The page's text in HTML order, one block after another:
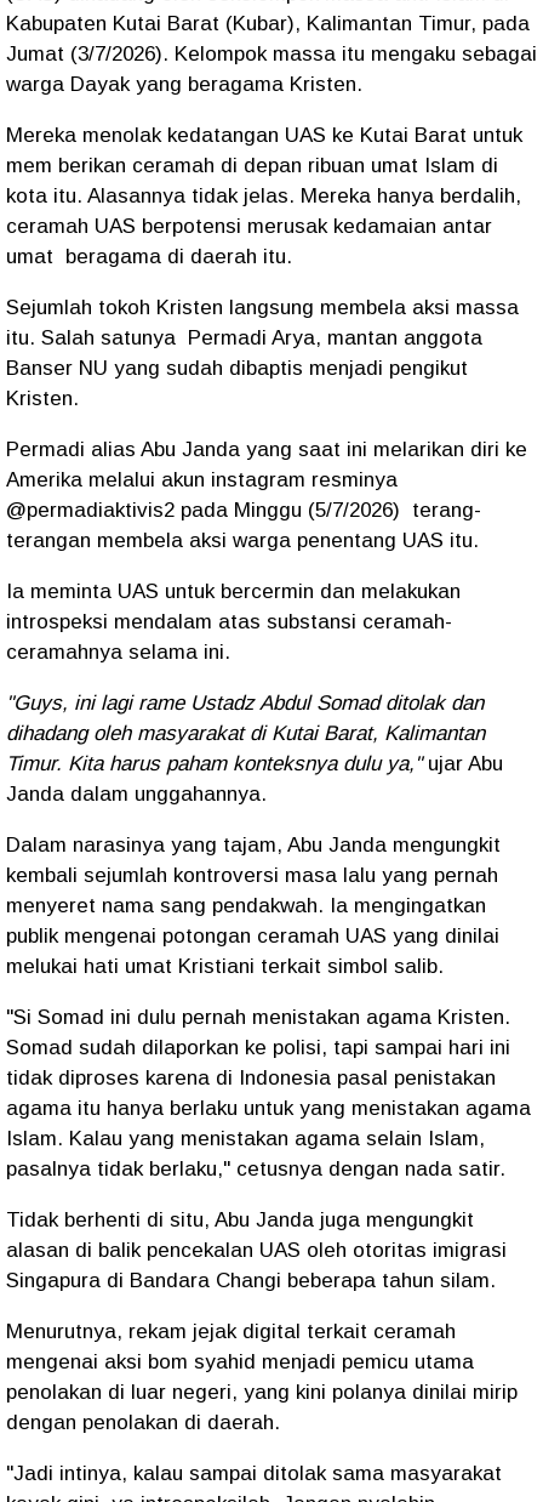
Kabupaten Kutai Barat (Kubar), Kalimantan Timur, pada
Jumat (3/7/2026). Kelompok massa itu mengaku sebagai
warga Dayak yang beragama Kristen.
Mereka menolak kedatangan UAS ke Kutai Barat untuk
mem berikan ceramah di depan ribuan umat Islam di
kota itu. Alasannya tidak jelas. Mereka hanya berdalih,
ceramah UAS berpotensi merusak kedamaian antar
umat beragama di daerah itu.
Sejumlah tokoh Kristen langsung membela aksi massa
itu. Salah satunya Permadi Arya, mantan anggota
Banser NU yang sudah dibaptis menjadi pengikut
Kristen.
Permadi alias Abu Janda yang saat ini melarikan diri ke
Amerika melalui akun instagram resminya
@permadiaktivis2 pada Minggu (5/7/2026)
terang-
terangan membela aksi warga penentang UAS itu.
Ia meminta UAS untuk bercermin dan melakukan
introspeksi mendalam atas substansi ceramah-
ceramahnya selama ini.
"Guys, ini lagi rame Ustadz Abdul Somad ditolak dan
dihadang oleh masyarakat di Kutai Barat, Kalimantan
Timur. Kita harus paham konteksnya dulu ya,"ujar Abu
Janda dalam unggahannya.
Dalam narasinya yang tajam, Abu Janda mengungkit
kembali sejumlah kontroversi masa lalu yang pernah
menyeret nama sang pendakwah. Ia mengingatkan
publik mengenai potongan ceramah UAS yang dinilai
melukai hati umat Kristiani terkait simbol salib.
"Si Somad ini dulu pernah menistakan agama Kristen.
Somad sudah dilaporkan ke polisi, tapi sampai hari ini
tidak diproses karena di Indonesia pasal penistakan
agama itu hanya berlaku untuk yang menistakan agama
Islam. Kalau yang menistakan agama selain Islam,
pasalnya tidak berlaku," cetusnya dengan nada satir.
Tidak berhenti di situ, Abu Janda juga mengungkit
alasan di balik pencekalan UAS oleh otoritas imigrasi
Singapura di Bandara Changi beberapa tahun silam.
Menurutnya, rekam jejak digital terkait ceramah
mengenai aksi bom syahid menjadi pemicu utama
penolakan di luar negeri, yang kini polanya dinilai mirip
dengan penolakan di daerah.
"Jadi intinya, kalau sampai ditolak sama masyarakat